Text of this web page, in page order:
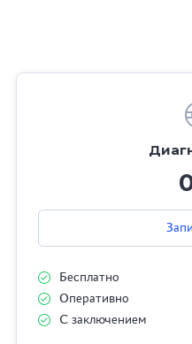
Бесплатно
Оперативно
С заключением